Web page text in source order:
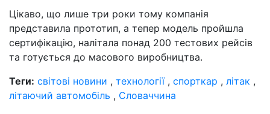
Цікаво, що лише три роки тому компанія
представила прототип, а тепер модель пройшла
сертифікацію, налітала понад 200 тестових рейсів
та готується до масового виробництва.
Теги: світові новини , технології, спорткар , літак ,
літаючий автомобіль , Словаччина